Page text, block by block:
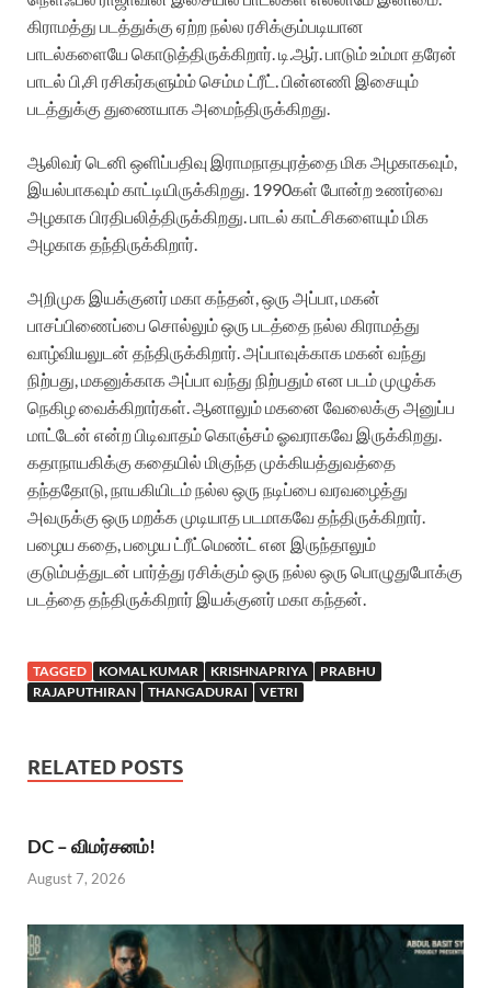
கிராமத்து படத்துக்கு ஏற்ற நல்ல ரசிக்கும்படியான
பாடல்களையே கொடுத்திருக்கிறார். டி.ஆர். பாடும் உம்மா தரேன்
பாடல் பி,சி ரசிகர்களும்ம் செம்ம ட்ரீட். பின்னணி இசையும்
படத்துக்கு துணையாக அமைந்திருக்கிறது.
ஆலிவர் டெனி ஒளிப்பதிவு இராமநாதபுரத்தை மிக அழகாகவும்,
இயல்பாகவும் காட்டியிருக்கிறது. 1990கள் போன்ற உணர்வை
அழகாக பிரதிபலித்திருக்கிறது. பாடல் காட்சிகளையும் மிக
அழகாக தந்திருக்கிறார்.
அறிமுக இயக்குனர் மகா கந்தன், ஒரு அப்பா, மகன்
பாசப்பிணைப்பை சொல்லும் ஒரு படத்தை நல்ல கிராமத்து
வாழ்வியலுடன் தந்திருக்கிறார். அப்பாவுக்காக மகன் வந்து
நிற்பது, மகனுக்காக அப்பா வந்து நிற்பதும் என படம் முழுக்க
நெகிழ வைக்கிறார்கள். ஆனாலும் மகனை வேலைக்கு அனுப்ப
மாட்டேன் என்ற பிடிவாதம் கொஞ்சம் ஓவராகவே இருக்கிறது.
கதாநாயகிக்கு கதையில் மிகுந்த முக்கியத்துவத்தை
தந்ததோடு, நாயகியிடம் நல்ல ஒரு நடிப்பை வரவழைத்து
அவருக்கு ஒரு மறக்க முடியாத படமாகவே தந்திருக்கிறார்.
பழைய கதை, பழைய ட்ரீட்மெண்ட் என இருந்தாலும்
குடும்பத்துடன் பார்த்து ரசிக்கும் ஒரு நல்ல ஒரு பொழுதுபோக்கு
படத்தை தந்திருக்கிறார் இயக்குனர் மகா கந்தன்.
TAGGED KOMAL KUMAR KRISHNAPRIYA
PRABHU
RAJAPUTHIRAN
THANGADURAI VETRI
RELATED POSTS
DC – விமர்சனம்!
August 7, 2026